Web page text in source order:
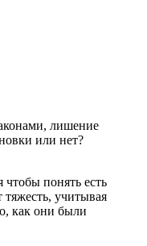
лишение
или нет?
понять есть
тяжесть, учитывая
как они были